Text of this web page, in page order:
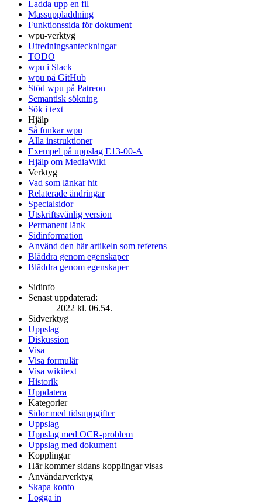
Ladda upp en fil
Massuppladdning
Funktionssida för dokument
wpu-verktyg
Utredningsanteckningar
TODO
wpu i Slack
wpu på GitHub
Stöd wpu på Patreon
Semantisk sökning
Sök i text
Hjälp
Så funkar wpu
Alla instruktioner
Exempel på uppslag E13-00-A
Hjälp om MediaWiki
Verktyg
Vad som länkar hit
Relaterade ändringar
Specialsidor
Utskriftsvänlig version
Permanent länk
Sidinformation
Använd den här artikeln som referens
Bläddra genom egenskaper
Bläddra genom egenskaper
Sidinfo
Senast uppdaterad:
2022 kl. 06.54.
Sidverktyg
Uppslag
Diskussion
Visa
Visa formulär
Visa wikitext
Historik
Uppdatera
Kategorier
Sidor med tidsuppgifter
Uppslag
Uppslag med OCR-problem
Uppslag med dokument
Kopplingar
Här kommer sidans kopplingar visas
Användarverktyg
Skapa konto
Logga in